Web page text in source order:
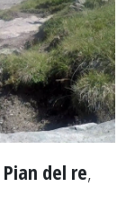
Pian del re,